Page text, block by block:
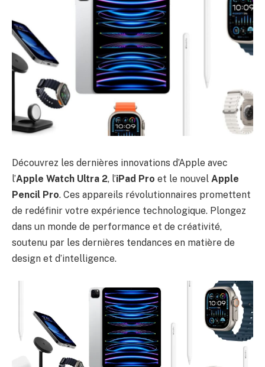
Découvrez les dernières innovations d’Apple avec
l’Apple Watch Ultra 2, l’iPad Pro et le nouvel Apple
Pencil Pro. Ces appareils révolutionnaires promettent
de redéfinir votre expérience technologique. Plongez
dans un monde de performance et de créativité,
soutenu par les dernières tendances en matière de
design et d’intelligence.